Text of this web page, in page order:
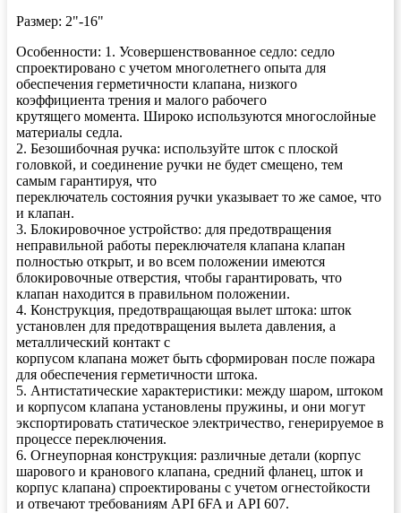
Размер: 2"-16"
Особенности: 1. Усовершенствованное седло: седло
спроектировано с учетом многолетнего опыта для
обеспечения герметичности клапана, низкого
коэффициента трения и малого рабочего
крутящего момента. Широко используются многослойные
материалы седла.
2. Безошибочная ручка: используйте шток с плоской
головкой, и соединение ручки не будет смещено, тем
самым гарантируя, что
переключатель состояния ручки указывает то же самое, что
и клапан.
3. Блокировочное устройство: для предотвращения
неправильной работы переключателя клапана клапан
полностью открыт, и во всем положении имеются
блокировочные отверстия, чтобы гарантировать, что
клапан находится в правильном положении.
4. Конструкция, предотвращающая вылет штока: шток
установлен для предотвращения вылета давления, а
металлический контакт с
корпусом клапана может быть сформирован после пожара
для обеспечения герметичности штока.
5. Антистатические характеристики: между шаром, штоком
и корпусом клапана установлены пружины, и они могут
экспортировать статическое электричество, генерируемое в
процессе переключения.
6. Огнеупорная конструкция: различные детали (корпус
шарового и кранового клапана, средний фланец, шток и
корпус клапана) спроектированы с учетом огнестойкости
и отвечают требованиям API 6FA и API 607.